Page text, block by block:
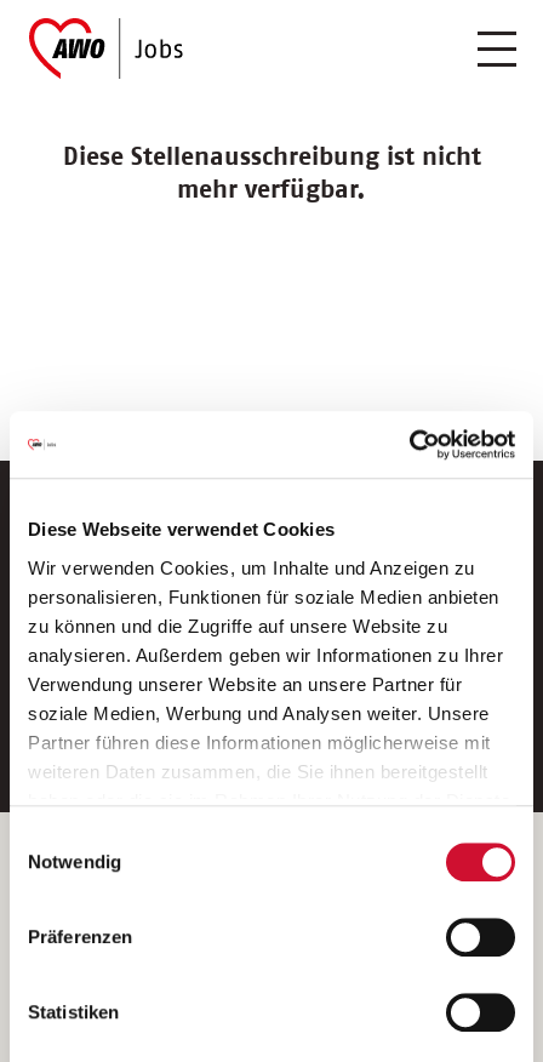
Diese Webseite verwendet Cookies
Wir verwenden Cookies, um Inhalte und Anzeigen zu
personalisieren, Funktionen für soziale Medien anbieten
zu können und die Zugriffe auf unsere Website zu
analysieren. Außerdem geben wir Informationen zu Ihrer
Verwendung unserer Website an unsere Partner für
soziale Medien, Werbung und Analysen weiter. Unsere
Partner führen diese Informationen möglicherweise mit
weiteren Daten zusammen, die Sie ihnen bereitgestellt
Wenn Sie auf „Cookies zulassen“ klicken, so stimmen
Sie der Speicherung sämtlicher Cookies zu. Sie können
Ihre Einwilligung selbstverständlich jederzeit widerrufen,
indem Sie die Cookie-Einstellungen aufrufen und diese
unsererDatenschutzerklärung
Notwendig
Präferenzen
Statistiken
Diese Stellenausschreibung ist nicht
mehr verfügbar.
Neue Stellen per E-Mail.
Ein kostenloser Service von AWO
Jobs.
E-Mail-Adresse eintragen
Betreiber der Webseite
Kantstraße 45a
(Ein Tochterunternehmen des AWO Bezirksverbandes Unterfranken
e.V.)